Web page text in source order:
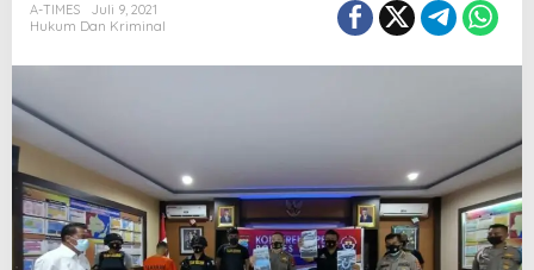
A-TIMES
Juli 9, 2021
Hukum Dan Kriminal